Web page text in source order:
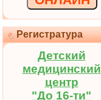
Регистратура
Детский
медицинский
центр
"До 16-ти"